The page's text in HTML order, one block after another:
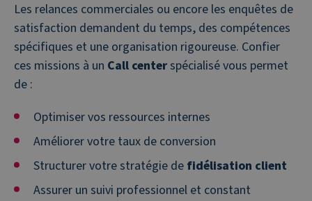
Les relances commerciales ou encore les enquêtes de
satisfaction demandent du temps, des compétences
spécifiques et une organisation rigoureuse. Confier
ces missions à un Call centerspécialisé vous permet
de :
Optimiser vos ressources internes
Améliorer votre taux de conversion
Structurer votre stratégie de fidélisation client
Assurer un suivi professionnel et constant